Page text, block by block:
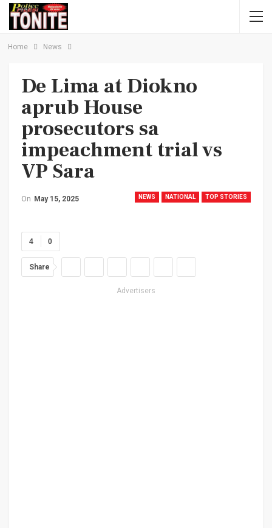
Home News
De Lima at Diokno
aprub House
prosecutors sa
impeachment trial vs
VP Sara
NEWS NATIONAL TOP STORIES
On May 15, 2025
0
4
Share
Advertisers